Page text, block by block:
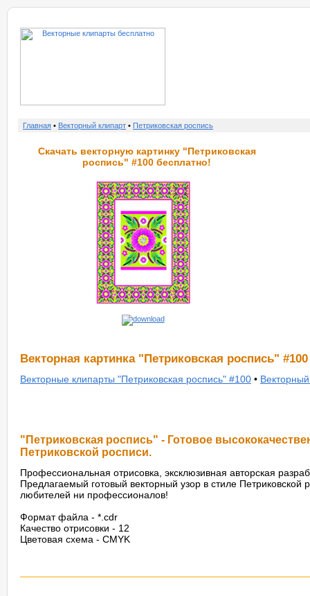
Главная • Векторный клипарт • Петриковская роспись
Скачать векторную картинку "Петриковская
роспись" #100 бесплатно!
Векторная картинка "Петриковская роспись" #100
Векторные клипарты "Петриковская роспись" #100 •
"Петриковская роспись" - Готовое
Петриковской росписи.
Профессиональная отрисовка, эксклюзивная авторская
Предлагаемый готовый векторный узор в стиле
любителей ни профессионалов!
Формат файла - *.cdr
Качество отрисовки - 12
Цветовая схема - CMYK